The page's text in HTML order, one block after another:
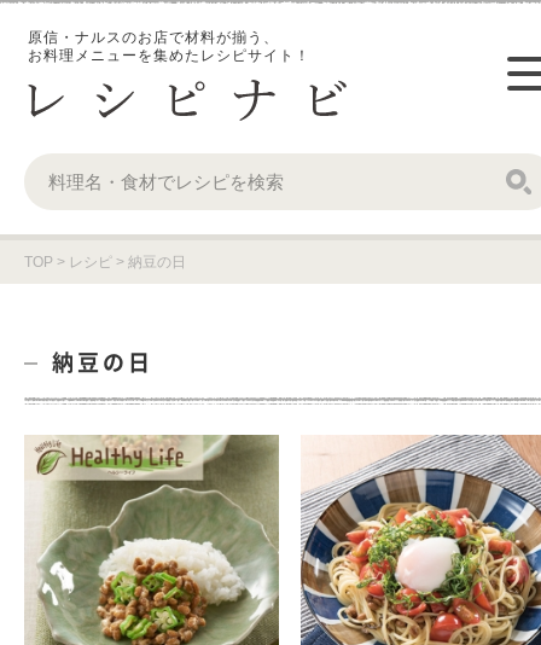
原信・ナルスのお店で材料が揃う、
お料理メニューを集めたレシピサイト！
TOP > レシピ > 納豆の日
納豆の日